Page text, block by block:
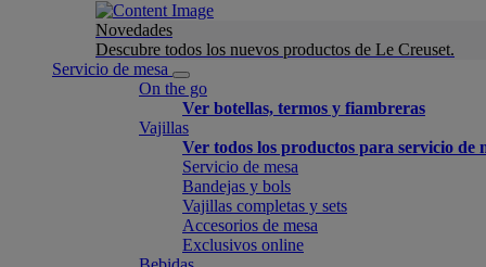
Novedades
Descubre todos los nuevos productos de Le Creuset.
Servicio de mesa
On the go
Ver botellas, termos y fiambreras
Vajillas
Ver todos los productos para servicio de
Servicio de mesa
Bandejas y bols
Vajillas completas y sets
Accesorios de mesa
Exclusivos online